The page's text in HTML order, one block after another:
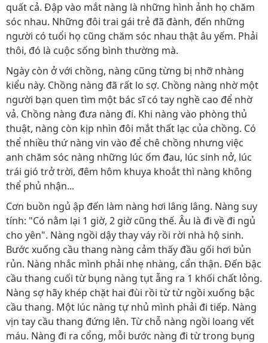
quất cả. Đập vào mắt nàng là những hình ảnh họ chăm
sóc nhau. Những đôi trai gái trẻ đã đành, đến những
người có tuổi họ cũng chăm sóc nhau thật âu yếm. Phải
thôi, đó là cuộc sống bình thường mà.
Ngày còn ở với chồng, nàng cũng từng bị nhỡ nhàng
kiểu này. Chồng nàng đã rất lo sợ. Chồng nàng nhờ một
người bạn quen tìm một bác sĩ có tay nghề cao để nhờ
vả. Chồng nàng đưa nàng đi. Khi nàng vào phòng thủ
thuật, nàng còn kịp nhìn đôi mắt thất lạc của chồng. Có
thể nhiều thứ nàng vin vào để chê chồng nhưng việc
anh chăm sóc nàng những lúc ốm đau, lúc sinh nở, lúc
trái gió trở trời, đêm hôm khuya khoắt thì nàng không
thể phủ nhận...
Cơn buồn ngủ ập đến làm nàng hơi lâng lâng. Nàng suy
tính: "Có nằm lại 1 giờ, 2 giờ cũng thế. Âu là đi về đi ngủ
cho yên". Nàng ngồi dậy thay váy rồi rời nhà hộ sinh.
Bước xuống cầu thang nàng cảm thấy đầu gối hơi bủn
rủn. Nàng nhắc mình phải nhẹ nhàng, cẩn thận. Đến bậc
cầu thang cuối từ bụng nàng tụt ẫng ra 1 khối chất lỏng.
Nàng sợ hãy khép chặt hai đùi rồi từ từ ngồi xuống bậc
cầu thang. Một lúc nàng tự nhủ mình phải đi tiếp. Nàng
vịn tay cầu thang đứng lên. Từ chỗ nàng ngồi loang vết
máu. Nàng đi ra cổng, mỗi bước nàng đi từ trong bụng